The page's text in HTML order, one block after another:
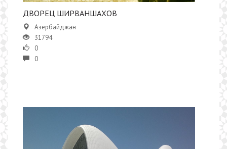
ДВОРЕЦ ШИРВАНШАХОВ
Азербайджан
31794
0
0